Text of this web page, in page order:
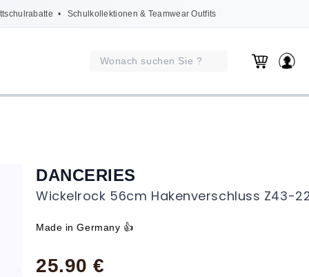
• Schulkollektionen & Teamwear Outfits
DANCERIES
Wickelrock 56cm Hakenverschluss Z43-
Made in Germany 👍
25.90 €